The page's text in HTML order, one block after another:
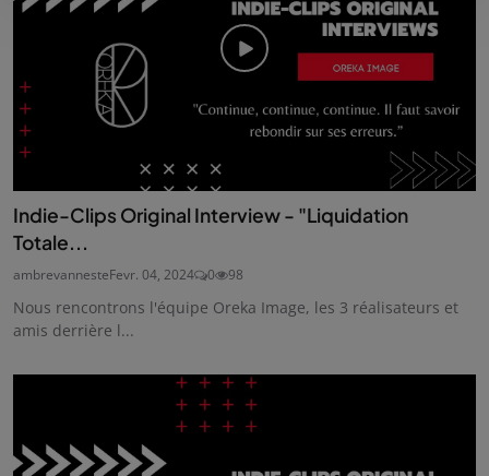
Indie-Clips Original Interview - "Liquidation
Totale...
ambrevannesteFevr. 04, 2024 0 98
Nous rencontrons l'équipe Oreka Image, les 3 réalisateurs et
amis derrière l...